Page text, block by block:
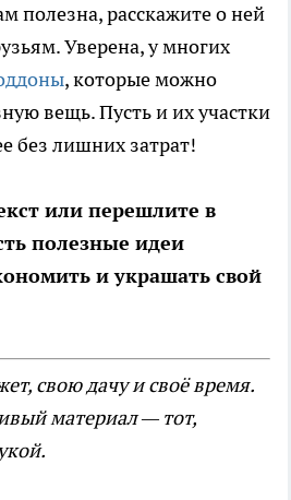
полезна, расскажите о ней
Уверена, у многих
, которые можно
вещь. Пусть и их участки
без лишних затрат!
или перешлите в
полезные идеи
и украшать свой
свою дачу и своё время.
материал — тот,